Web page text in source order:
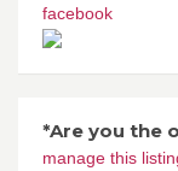
facebook
*Are you the
manage this